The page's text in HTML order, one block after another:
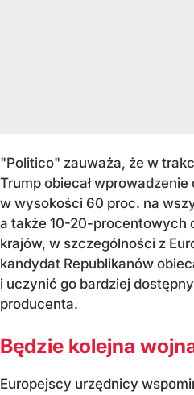
"Politico" zauważa, że w
Trump obiecał wprowadzenie
w wysokości 60 proc. na
a także 10-20-procentowych
krajów, w szczególności z
kandydat Republikanów
i uczynić go bardziej
producenta.
Będzie kolejna
Europejscy urzędnicy